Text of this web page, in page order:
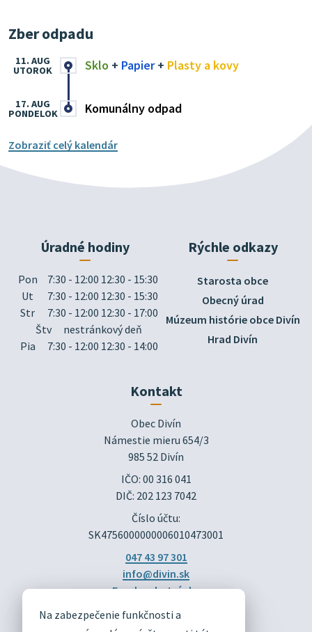
Na zabezpečenie funkčnosti a
Zber odpadu
Sklo + Papier+ Plasty a kovy
11. AUG
UTOROK
Komunálny odpad
17. AUG
PONDELOK
Zobraziť celý kalendár
Úradné hodiny
Pon
7:30 - 12:00 12:30 - 15:30
Ut
7:30 - 12:00 12:30 - 15:30
Str
7:30 - 12:00 12:30 - 17:00
Štv
nestránkový deň
Pia
7:30 - 12:00 12:30 - 14:00
Rýchle odkazy
Starosta obce
Obecný úrad
Múzeum histórie obce Divín
Hrad Divín
Kontakt
Obec Divín
Námestie mieru 654/3
985 52 Divín
IČO: 00 316 041
DIČ: 202 123 7042
Číslo účtu:
SK4756000000006010473001
047 43 97 301
info@divin.sk
Facebook stránka